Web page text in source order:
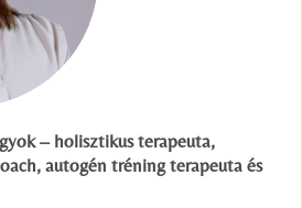
– holisztikus terapeuta,
autogén tréning terapeuta és